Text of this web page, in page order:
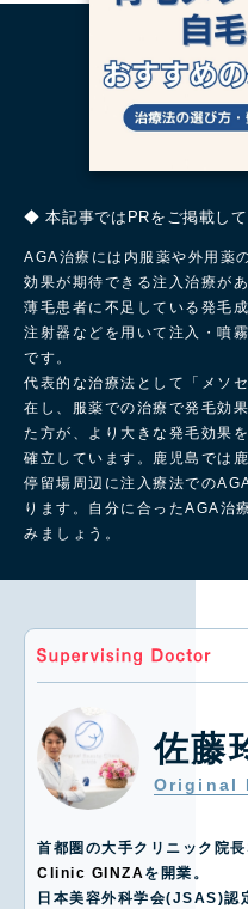
◆ 本記事ではPRをご掲載し
AGA治療には内服薬や外用薬
効果が期待できる注入治療が
薄毛患者に不足している発毛
注射器などを用いて注入・噴
です。
代表的な治療法として「メソ
在し、
服薬での治療で発毛効
た方が、より大きな発毛効果
確立しています。鹿児島では
停留場周辺に注入療法での
ります。 自分に合ったAGA治
みましょう。
佐藤
Original
首都圏の大手クリニック院長
Clinic GINZAを開業。
日本美容外科学会(JSAS)認